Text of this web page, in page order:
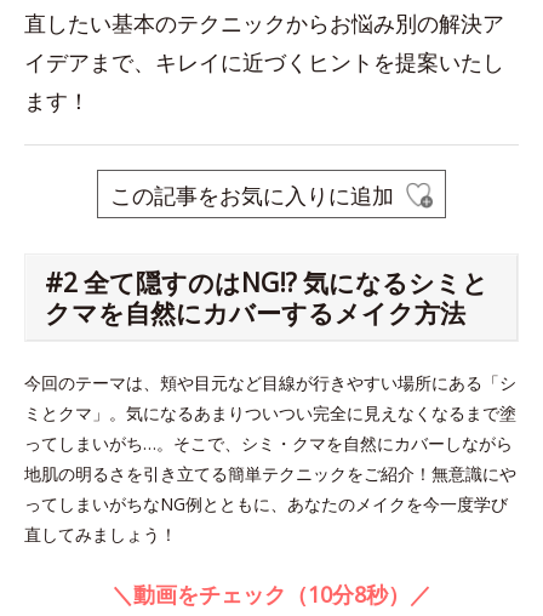
直したい基本のテクニックからお悩み別の解決ア
イデアまで、キレイに近づくヒントを提案いたし
ます！
この記事をお気に入りに追加
#2 全て隠すのはNG!? 気になるシミと
クマを自然にカバーするメイク方法
今回のテーマは、頬や目元など目線が行きやすい場所にある「シ
ミとクマ」。気になるあまりついつい完全に見えなくなるまで塗
ってしまいがち…。そこで、シミ・クマを自然にカバーしながら
地肌の明るさを引き立てる簡単テクニックをご紹介！無意識にや
ってしまいがちなNG例とともに、あなたのメイクを今一度学び
直してみましょう！
＼動画をチェック（10分8秒）／